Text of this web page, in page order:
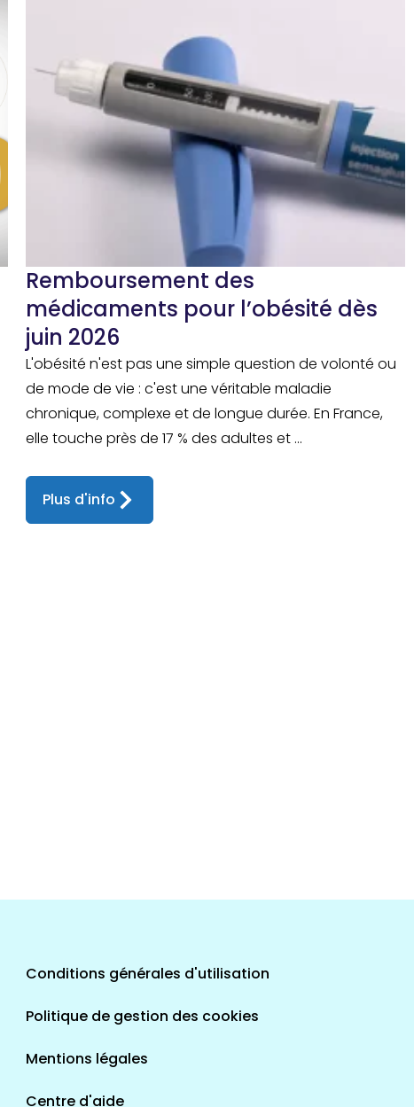
Remboursement des
médicaments pour l’obésité dès
juin 2026
L'obésité n'est pas une simple question de volonté ou
de mode de vie : c'est une véritable maladie
chronique, complexe et de longue durée. En France,
elle touche près de 17 % des adultes et ...
Plus d'info
Conditions générales d'utilisation
Politique de gestion des cookies
Mentions légales
Centre d'aide